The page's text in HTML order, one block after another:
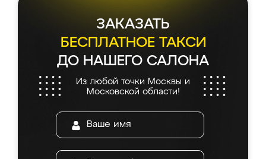
ЗАКАЗАТЬ
БЕСПЛАТНОЕ ТАКСИ
ДО НАШЕГО САЛОНА
Из любой точки Москвы и
Московской области!